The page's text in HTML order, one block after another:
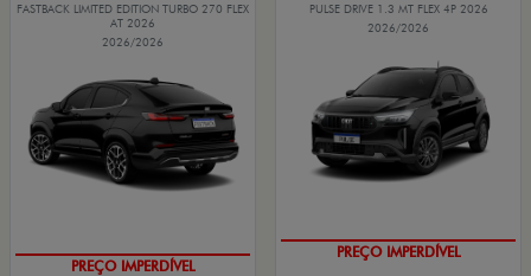
FASTBACK LIMITED EDITION TURBO 270 FLEX
AT 2026
2026/2026
COM USADO NA TROCA
PULSE DRIVE 1.3 MT FLEX 4P 2026
2026/2026
OPORTUNIDADE